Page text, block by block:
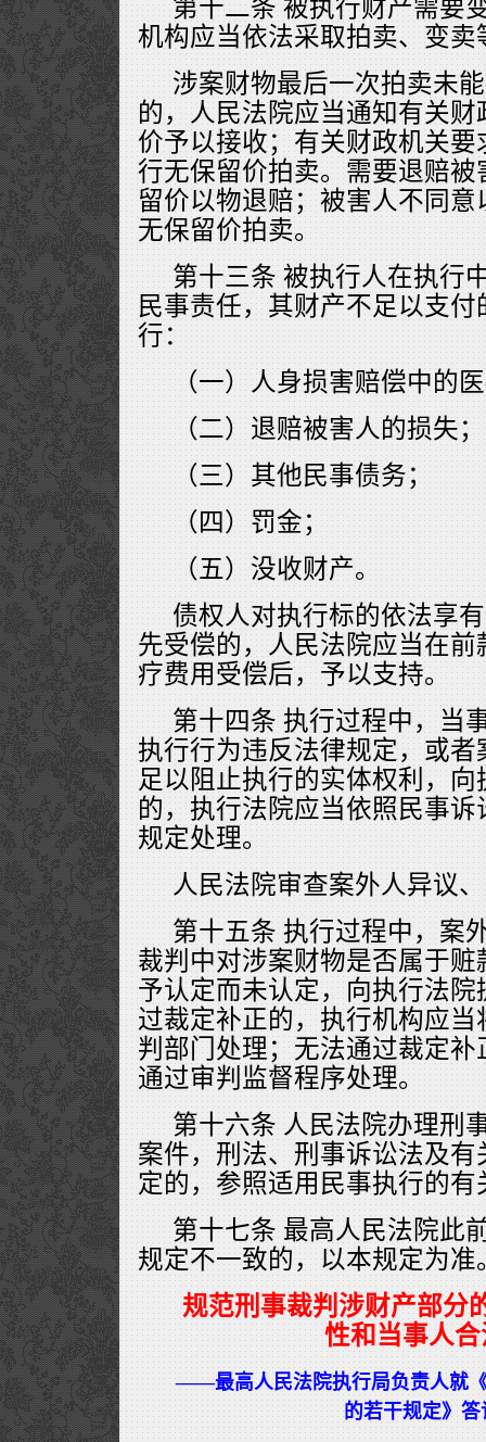
第十二条 被执行财产需要
机构应当依法采取拍卖、变卖
涉案财物最后一次拍卖未
的，人民法院应当通知有关
价予以接收；有关财政机关
行无保留价拍卖。需要退赔
留价以物退赔；被害人不同
无保留价拍卖。
第十三条 被执行人在执行
民事责任，其财产不足以支
行：
（一）人身损害赔偿中的
（二）退赔被害人的损失；
（三）其他民事债务；
（四）罚金；
（五）没收财产。
债权人对执行标的依法享
先受偿的，人民法院应当在
疗费用受偿后，予以支持。
第十四条 执行过程中，当
执行行为违反法律规定，或
足以阻止执行的实体权利，
的，执行法院应当依照民事
规定处理。
人民法院审查案外人异议
第十五条 执行过程中，案
裁判中对涉案财物是否属于
予认定而未认定，向执行法
过裁定补正的，执行机构应
判部门处理；无法通过裁定
通过审判监督程序处理。
第十六条 人民法院办理刑
案件，刑法、刑事诉讼法及
定的，参照适用民事执行的有
第十七条 最高人民法院此
规定不一致的，以本规定为准
规范刑事裁判涉财产部分
性和当事人
——最高人民法院执行局负责人就
的若干规定》答